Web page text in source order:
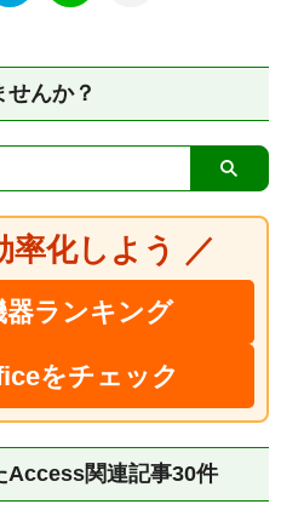
んか？
率化しよう ／
器ランキング
をチェック
Access関連記事30件